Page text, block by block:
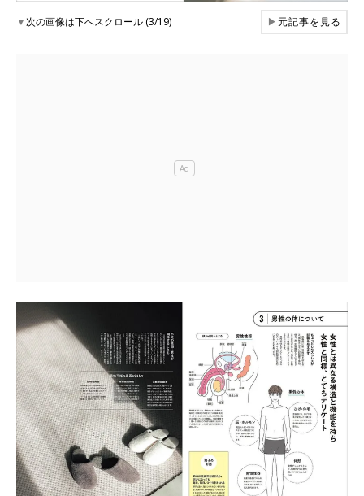
▼次の画像は下へスクロール (3/19) ▶元記事を見る